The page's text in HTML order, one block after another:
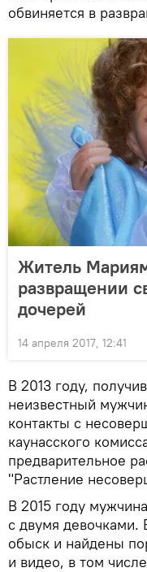
обвиняется в
Житель
развращении
дочерей
14 апреля 2017, 12:41
В 2013 году,
неизвестный
контакты с
каунасского
предварительное
"Растление
В 2015 году
с двумя
обыск и найдены
и видео, в том